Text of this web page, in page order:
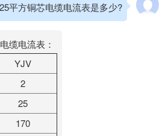
平方铜芯电缆电流表是多少?
缆电流表：
YJV
2
25
170